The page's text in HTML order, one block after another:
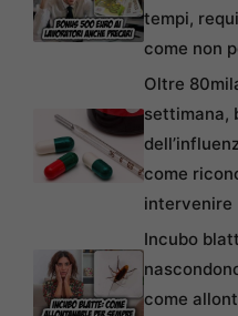
tempi,
come non
Oltre
settimana,
come
intervenire
Incubo
come